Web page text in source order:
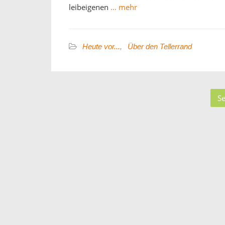
leibeigenen … mehr
Heute vor..., Über den Tellerrand